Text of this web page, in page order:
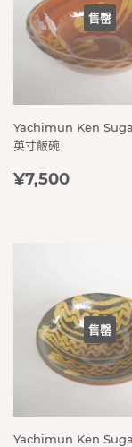
售罄
Yachimun Ken
英寸飯碗
定
¥7,500
售罄
Yachimun Ken